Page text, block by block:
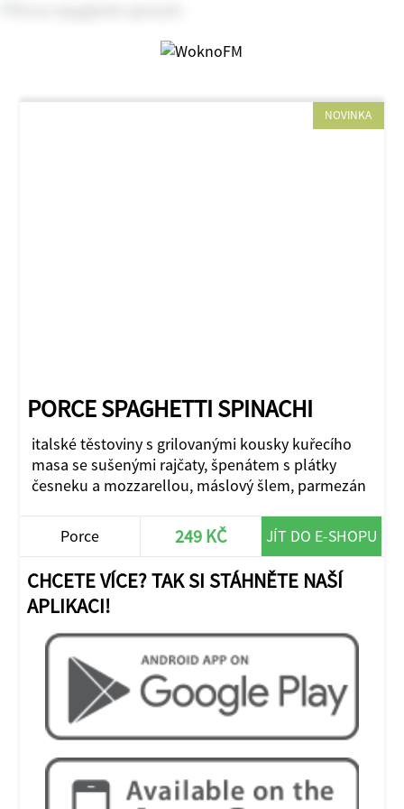
NOVINKA
PORCE SPAGHETTI SPINACHI
italské těstoviny s grilovanými kousky kuřecího
masa se sušenými rajčaty, špenátem s plátky
česneku a mozzarellou, máslový šlem, parmezán
Porce 249 KČ JÍT DO E-SHOPU
CHCETE VÍCE? TAK SI STÁHNĚTE NAŠÍ
APLIKACI!